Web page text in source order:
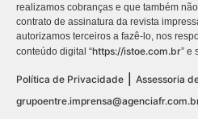
realizamos cobranças e que também
contrato de assinatura da revista
autorizamos terceiros a fazê-lo, nos
conteúdo digital “https://istoe.com.br” e
Política de Privacidade
Assessoria